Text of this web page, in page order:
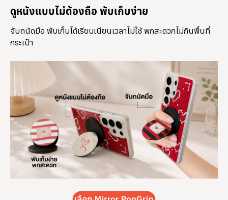
ดูหนังแบบไม่ต้องถือ พับเก็บง่าย
จับถนัดมือ พับเก็บได้เรียบเนียนเวลาไม่ใช้ พกสะดวกไม่กินพื้นที่
กระเป๋า